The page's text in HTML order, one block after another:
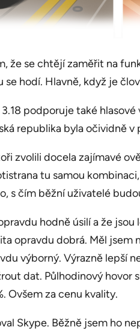
že se chtějí zaměřit na
hodí. Hlavně, když je
podporuje také
republika byla očividně
zvolili docela zajímavé
tu samou
s čím běžní uživatelé
hodně úsilí a že
opravdu dobrá. Měl
výborný. Výrazně lepší
dat. Půlhodinový
Ovšem za cenu kvality.
Skype. Běžně jsem ho